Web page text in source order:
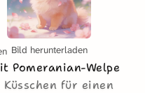
Bild herunterladen
Pomeranian-Welpe
für einen